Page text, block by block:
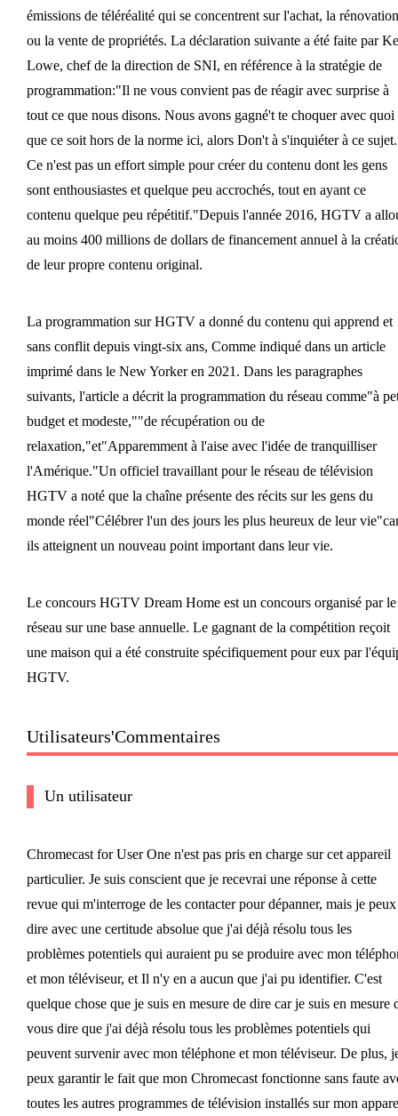
émissions de téléréalité qui se concentrent sur l'achat, la rénovation
ou la vente de propriétés. La déclaration suivante a été faite par
Lowe, chef de la direction de SNI, en référence à la stratégie de
programmation:"Il ne vous convient pas de réagir avec surprise à
tout ce que nous disons. Nous avons gagné't te choquer avec quoi
que ce soit hors de la norme ici, alors Don't à s'inquiéter à ce sujet.
Ce n'est pas un effort simple pour créer du contenu dont les gens
sont enthousiastes et quelque peu accrochés, tout en ayant ce
contenu quelque peu répétitif."Depuis l'année 2016, HGTV a
au moins 400 millions de dollars de financement annuel à la
de leur propre contenu original.
La programmation sur HGTV a donné du contenu qui apprend et
sans conflit depuis vingt-six ans, Comme indiqué dans un article
imprimé dans le New Yorker en 2021. Dans les paragraphes
suivants, l'article a décrit la programmation du réseau comme"à
budget et modeste,""de récupération ou de
relaxation,"et"Apparemment à l'aise avec l'idée de tranquilliser
l'Amérique."Un officiel travaillant pour le réseau de télévision
HGTV a noté que la chaîne présente des récits sur les gens du
monde réel"Célébrer l'un des jours les plus heureux de leur
ils atteignent un nouveau point important dans leur vie.
Le concours HGTV Dream Home est un concours organisé par le
réseau sur une base annuelle. Le gagnant de la compétition reçoit
une maison qui a été construite spécifiquement pour eux par
HGTV.
Utilisateurs'Commentaires
Un utilisateur
Chromecast for User One n'est pas pris en charge sur cet appareil
particulier. Je suis conscient que je recevrai une réponse à cette
revue qui m'interroge de les contacter pour dépanner, mais je peux
dire avec une certitude absolue que j'ai déjà résolu tous les
problèmes potentiels qui auraient pu se produire avec mon
et mon téléviseur, et Il n'y en a aucun que j'ai pu identifier. C'est
quelque chose que je suis en mesure de dire car je suis en mesure
vous dire que j'ai déjà résolu tous les problèmes potentiels qui
peuvent survenir avec mon téléphone et mon téléviseur. De plus,
peux garantir le fait que mon Chromecast fonctionne sans faute
toutes les autres programmes de télévision installés sur mon